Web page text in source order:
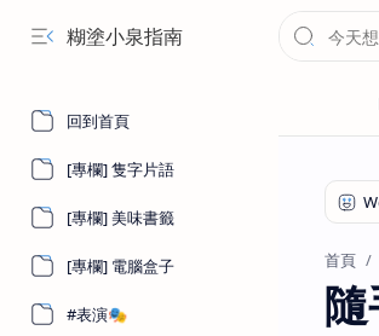
糊塗小泉指南
回到首頁
[專欄] 隻字片語
[專欄] 美味書籤
[專欄] 電腦盒子
#表演🎭
首頁